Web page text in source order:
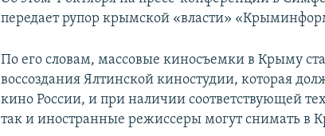
передает рупор крымской «власти»
По его словам, массовые киносъемки в Крыму
воссоздания Ялтинской киностудии, которая
кино России, и при наличии соответствующей
так и иностранные режиссеры могут снимать в